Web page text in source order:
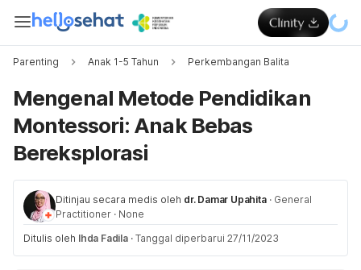
Parenting Anak 1-5 Tahun Perkembangan Balita
Mengenal Metode Pendidikan
Montessori: Anak Bebas
Bereksplorasi
Ditinjau secara medis oleh dr. Damar Upahita · General
Practitioner · None
Ditulis oleh Ihda Fadila · Tanggal diperbarui 27/11/2023